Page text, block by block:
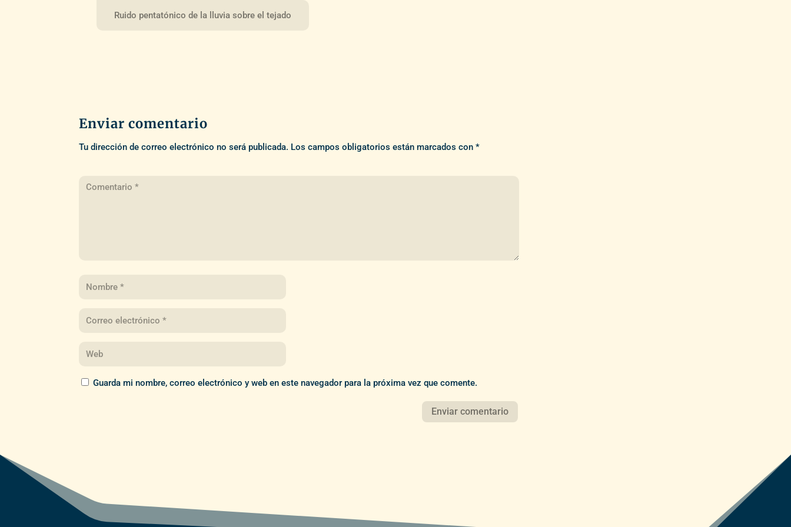
Ruido pentatónico de la lluvia sobre el tejado
Enviar comentario
Tu dirección de correo electrónico no será publicada. Los campos obligatorios están marcados con*
Guarda mi nombre, correo electrónico y web en este navegador para la próxima vez que comente.